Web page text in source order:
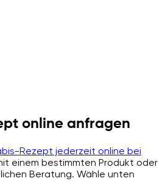
online anfragen
Rezept jederzeit online bei
einem bestimmten Produkt oder
Beratung. Wähle unten